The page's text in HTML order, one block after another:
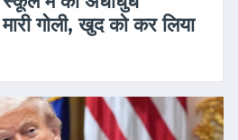
गोली, खुद को कर लिया